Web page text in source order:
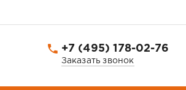
+7 (495) 178-02-76
Заказать звонок